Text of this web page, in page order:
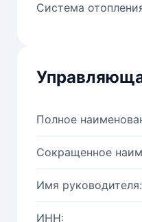
Система
Полное
Сокращенное
Имя руководителя:
ИНН: